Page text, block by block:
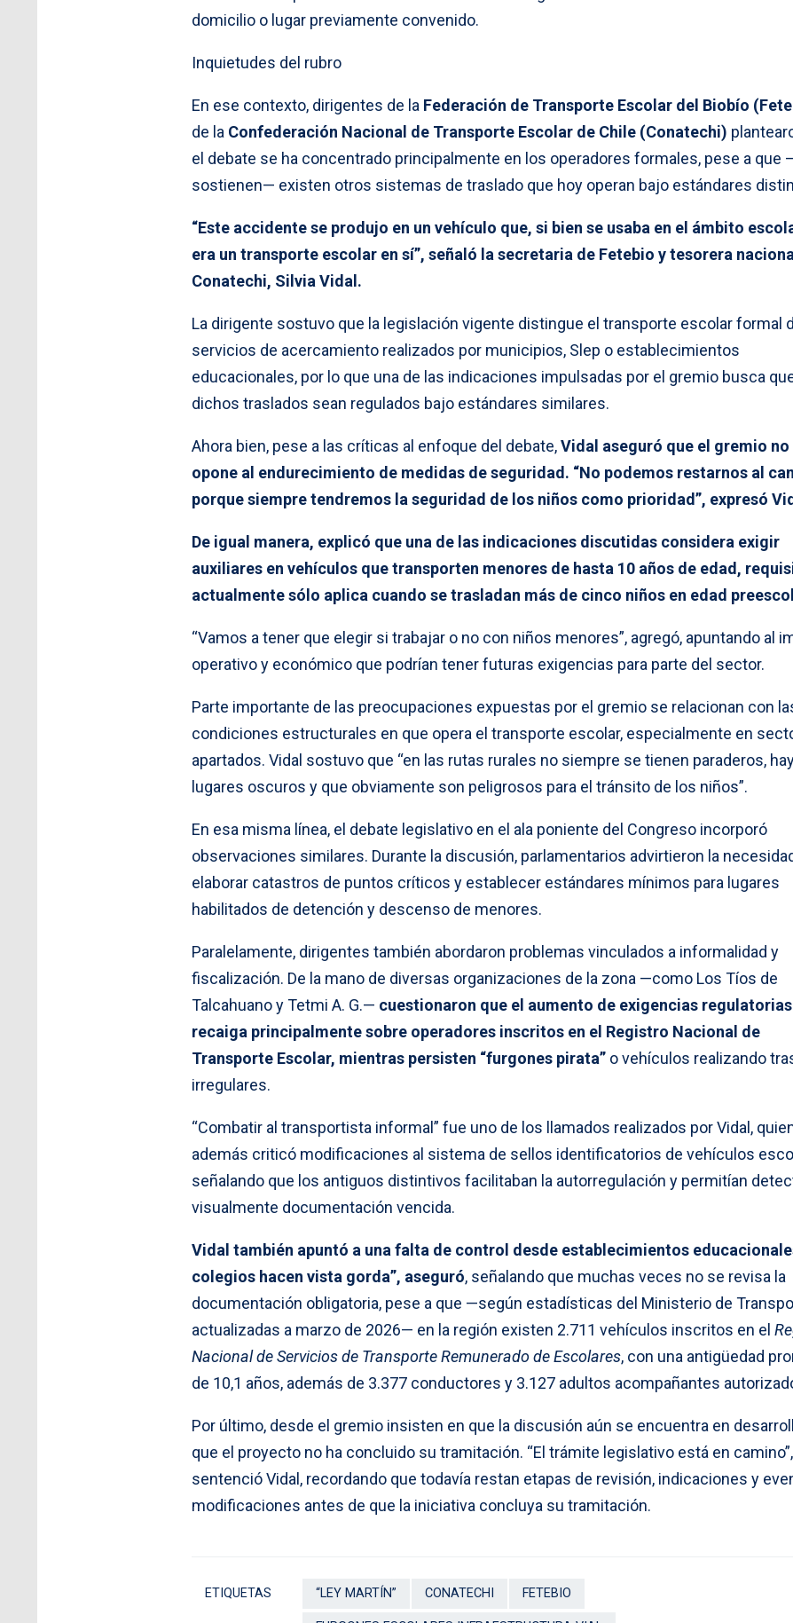
domicilio o lugar previamente convenido.
Inquietudes del rubro
En ese contexto, dirigentes de la Federación de Transporte Escolar del Biobío
de la Confederación Nacional de Transporte Escolar de Chile (Conatechi)
el debate se ha concentrado principalmente en los operadores formales, pese a que
sostienen— existen otros sistemas de traslado que hoy operan bajo estándares
“Este accidente se produjo en un vehículo que, si bien se usaba en el ámbito
era un transporte escolar en sí”, señaló la secretaria de Fetebio y tesorera
Conatechi, Silvia Vidal.
La dirigente sostuvo que la legislación vigente distingue el transporte escolar formal
servicios de acercamiento realizados por municipios, Slep o establecimientos
educacionales, por lo que una de las indicaciones impulsadas por el gremio busca
dichos traslados sean regulados bajo estándares similares.
Ahora bien, pese a las críticas al enfoque del debate,Vidal aseguró que el gremio no
opone al endurecimiento de medidas de seguridad. “No podemos restarnos al
porque siempre tendremos la seguridad de los niños como prioridad”, expresó
De igual manera, explicó que una de las indicaciones discutidas considera exigir
auxiliares en vehículos que transporten menores de hasta 10 años de edad,
actualmente sólo aplica cuando se trasladan más de cinco niños en edad
“Vamos a tener que elegir si trabajar o no con niños menores”, agregó, apuntando al
operativo y económico que podrían tener futuras exigencias para parte del sector.
Parte importante de las preocupaciones expuestas por el gremio se relacionan con
condiciones estructurales en que opera el transporte escolar, especialmente en
apartados. Vidal sostuvo que “en las rutas rurales no siempre se tienen paraderos,
lugares oscuros y que obviamente son peligrosos para el tránsito de los niños”.
En esa misma línea, el debate legislativo en el ala poniente del Congreso incorporó
observaciones similares. Durante la discusión, parlamentarios advirtieron la
elaborar catastros de puntos críticos y establecer estándares mínimos para lugares
habilitados de detención y descenso de menores.
Paralelamente, dirigentes también abordaron problemas vinculados a informalidad y
fiscalización. De la mano de diversas organizaciones de la zona —como Los Tíos de
Talcahuano y Tetmi A. G.— cuestionaron que el aumento de exigencias regulatorias
recaiga principalmente sobre operadores inscritos en el Registro Nacional de
Transporte Escolar, mientras persisten “furgones pirata” o vehículos realizando
irregulares.
“Combatir al transportista informal” fue uno de los llamados realizados por Vidal,
además criticó modificaciones al sistema de sellos identificatorios de vehículos
señalando que los antiguos distintivos facilitaban la autorregulación y permitían
visualmente documentación vencida.
Vidal también apuntó a una falta de control desde establecimientos
colegios hacen vista gorda”, aseguró, señalando que muchas veces no se revisa la
documentación obligatoria, pese a que —según estadísticas del Ministerio de
actualizadas a marzo de 2026— en la región existen 2.711 vehículos inscritos en el
Nacional de Servicios de Transporte Remunerado de Escolares, con una antigüedad
de 10,1 años, además de 3.377 conductores y 3.127 adultos acompañantes
Por último, desde el gremio insisten en que la discusión aún se encuentra en
que el proyecto no ha concluido su tramitación. “El trámite legislativo está en camino”,
sentenció Vidal, recordando que todavía restan etapas de revisión, indicaciones y
modificaciones antes de que la iniciativa concluya su tramitación.
ETIQUETAS “LEY MARTÍN” CONATECHI FETEBIO